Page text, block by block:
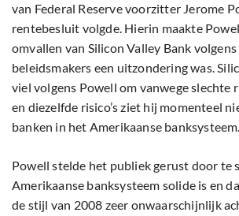
van Federal Reserve voorzitter Jerome
rentebesluit volgde. Hierin maakte
omvallen van Silicon Valley Bank volgens
beleidsmakers een uitzondering was.
viel volgens Powell om vanwege slechte
en diezelfde risico’s ziet hij momenteel
banken in het Amerikaanse banksysteem.
Powell stelde het publiek gerust door te
Amerikaanse banksysteem solide is en
de stijl van 2008 zeer onwaarschijnlijk